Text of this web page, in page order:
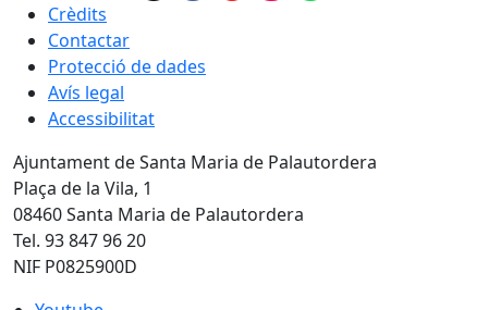
Crèdits
Contactar
Protecció de dades
Avís legal
Accessibilitat
Ajuntament de Santa Maria de Palautordera
Plaça de la Vila, 1
08460 Santa Maria de Palautordera
Tel. 93 847 96 20
NIF P0825900D